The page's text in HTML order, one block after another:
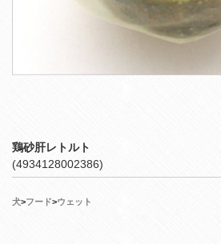
鶏砂肝レトルト
(4934128002386)
犬>フード>ウェット